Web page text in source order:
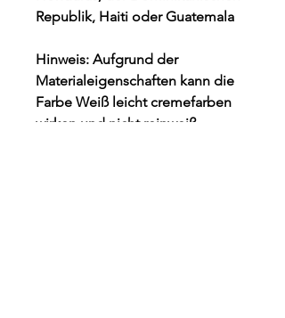
Republik, Haiti oder Guatemala
Hinweis: Aufgrund der
Materialeigenschaften kann die
Farbe Weiß leicht cremefarben
wirken und nicht reinweiß